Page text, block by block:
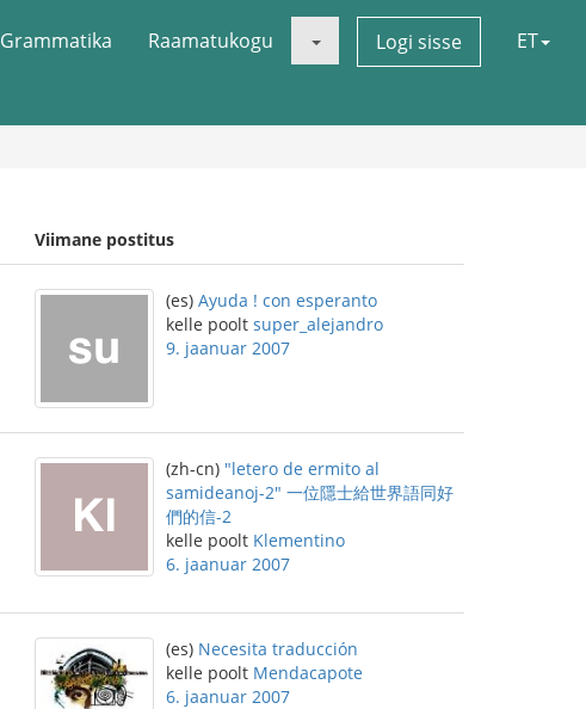
Grammatika Raamatukogu Logi sisse ET
Viimane postitus
(es) Ayuda ! con esperanto
kelle poolt super_alejandro
9. jaanuar 2007
(zh-cn) "letero de ermito al
samideanoj-2" 一位隱士給世界語同好
們的信-2
kelle poolt Klementino
6. jaanuar 2007
(es) Necesita traducción
kelle poolt Mendacapote
6. jaanuar 2007